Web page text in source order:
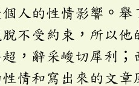
人的性情影響。舉
不受約束，所以他
，辭采峻切犀利；
情和寫出來的文章